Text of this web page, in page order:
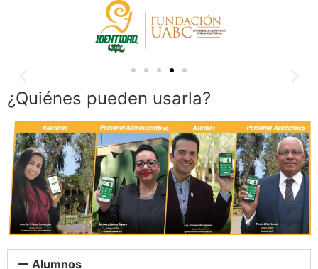
¿Quiénes pueden usarla?
Alumnos